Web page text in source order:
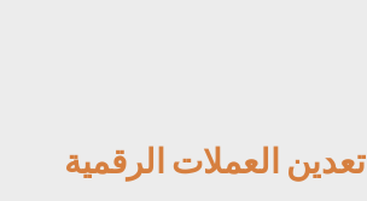
تعدين العملات الرقمية